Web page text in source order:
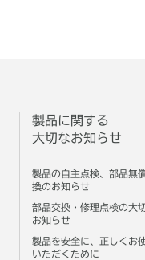
製品に関する
大切なお知らせ
製品の自主点検、部品無
換のお知らせ
部品交換・修理点検の大
お知らせ
製品を安全に、正しくお
いただくために